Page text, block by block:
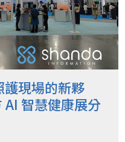
現場的新夥
智慧健康展分